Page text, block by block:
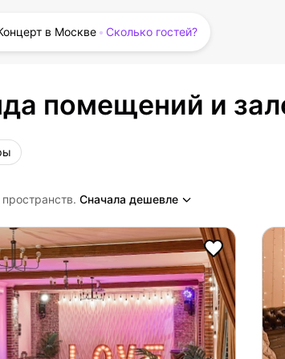
в Москве Сколько гостей?
помещений и
Сначала дешевле